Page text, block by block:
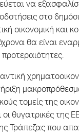
να
στο
οικονομική και
θα είναι
προτεραιότητες.
τομείς της
οι θυγατρικές της
Τράπεζας που